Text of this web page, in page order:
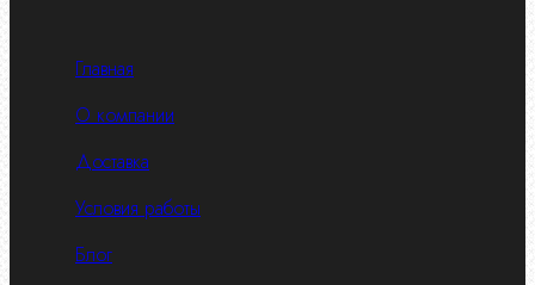
Главная
О компании
Доставка
Условия работы
Блог